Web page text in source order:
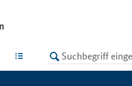
LISTE